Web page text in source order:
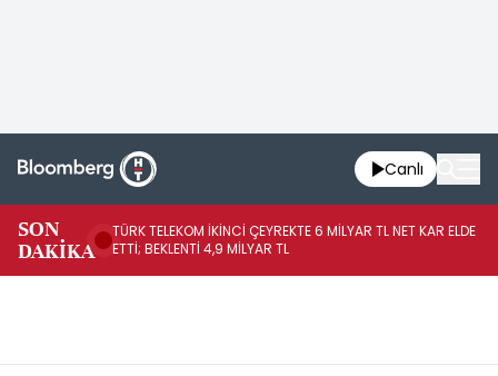
Canlı
SON
DAKİKA
TÜRK TELEKOM İKİNCİ ÇEYREKTE 6 MİLYAR TL NET KAR ELDE
ETTİ; BEKLENTİ 4,9 MİLYAR TL